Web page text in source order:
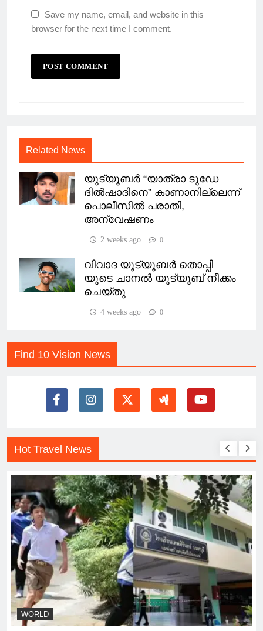
Save my name, email, and website in this
browser for the next time I comment.
Related News
യുട്യൂബർ “യാത്രാ ടുഡേ
ദിൽഷാദിനെ” കാണാനില്ലെന്ന്
പൊലീസിൽ പരാതി,
അന്വേഷണം
2 weeks ago 0
വിവാദ യൂട്യൂബർ തൊപ്പി
യുടെ ചാനൽ യൂട്യൂബ് നീക്കം
ചെയ്തു
4 weeks ago 0
Find 10 Vision News
Hot Travel News
WORLD